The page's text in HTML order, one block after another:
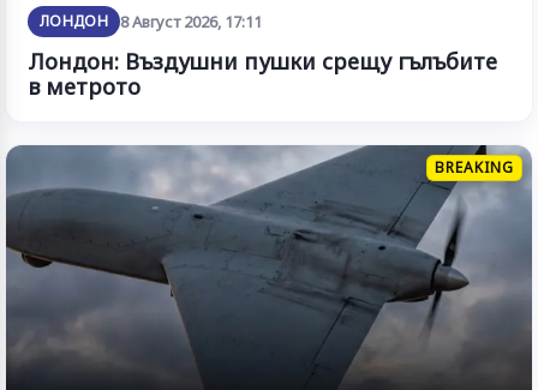
ЛОНДОН 8 Август 2026, 17:11
Лондон: Въздушни пушки срещу гълъбите
в метрото
BREAKING